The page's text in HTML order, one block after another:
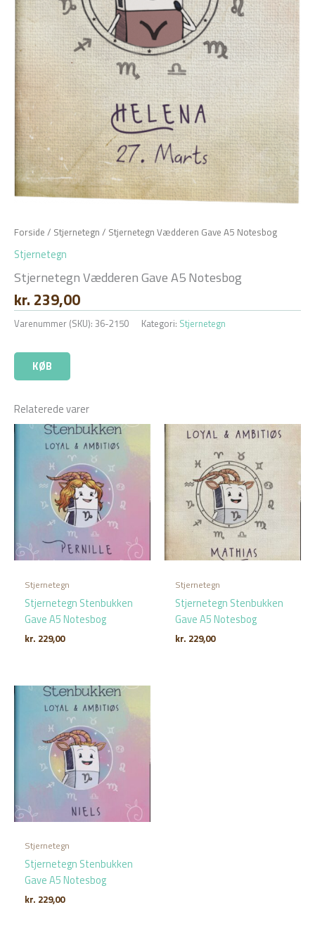
Forside / Stjernetegn / Stjernetegn Vædderen Gave A5 Notesbog
Stjernetegn
Stjernetegn Vædderen Gave A5 Notesbog
kr. 239,00
Varenummer (SKU): 36-2150 Kategori: Stjernetegn
KØB
Relaterede varer
Stjernetegn
Stjernetegn Stenbukken
Gave A5 Notesbog
kr. 229,00
Stjernetegn
Stjernetegn Stenbukken
Gave A5 Notesbog
kr. 229,00
Stjernetegn
Stjernetegn Stenbukken
Gave A5 Notesbog
kr. 229,00